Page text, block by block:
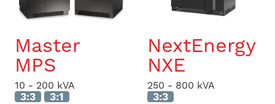
Master
MPS
10 - 200 kVA
3:3 3:1
NextEnergy
NXE
250 - 800 kVA
3:3